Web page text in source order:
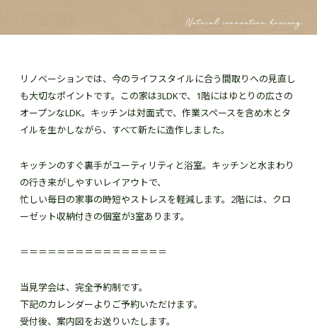
リノベーションでは、今のライフスタイルに合う間取りへの見直し
も大切なポイントです。この家は3LDKで、1階にはゆとりの広さの
オープンなLDK。キッチンは対面式で、作業スペースを含め木とタ
イルを生かしながら、すべて新たに造作しました。
キッチンのすぐ裏手がユーティリティと浴室。キッチンと水まわり
の行き来がしやすいレイアウトで、
忙しい毎日の家事の時短やストレスを軽減します。2階には、クロ
ーゼット収納付きの個室が3室あります。
＝＝＝＝＝＝＝＝＝＝＝＝＝＝＝＝
当見学会は、完全予約制です。
下記のカレンダーよりご予約いただけます。
受付後、案内図をお送りいたします。